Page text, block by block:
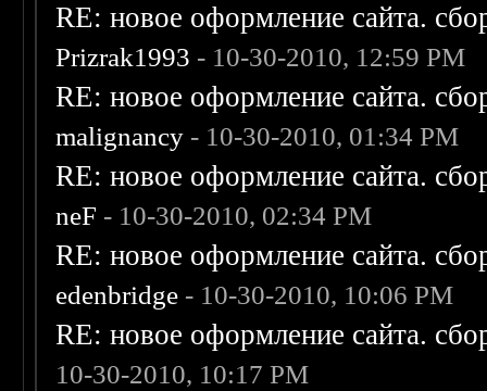
RE: новое оформление сайта.
Prizrak1993 - 10-30-2010, 12:59 PM
RE: новое оформление сайта.
malignancy - 10-30-2010, 01:34 PM
RE: новое оформление сайта.
neF - 10-30-2010, 02:34 PM
RE: новое оформление сайта.
edenbridge - 10-30-2010, 10:06 PM
RE: новое оформление сайта.
10-30-2010, 10:17 PM